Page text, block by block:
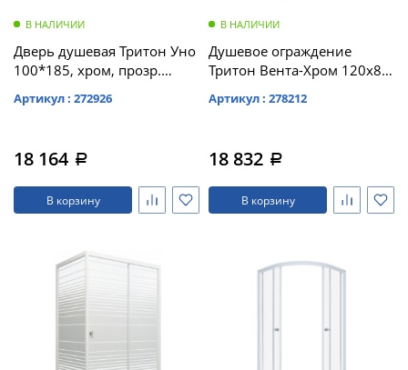
В НАЛИЧИИ
Дверь душевая Тритон Уно
100*185, хром, прозр.
Артикул : 272926
18 164 a
В корзину
В НАЛИЧИИ
Душевое ограждение
Тритон Вента-Хром 120х80,
Артикул : 278212
18 832 a
В корзину